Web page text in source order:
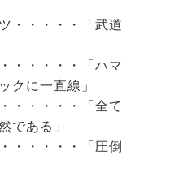
・・・・・「武道
・・・・・「ハマ
クに一直線」
・・・・・「全て
である」
・・・・・「圧倒